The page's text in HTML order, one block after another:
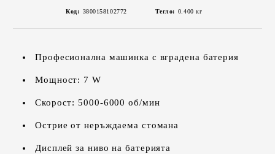
Код: 3800158102772 Тегло: 0.400 кг
Професионална машинка с вградена батерия
Мощност: 7 W
Скорост: 5000-6000 об/мин
Острие от неръждаема стомана
Дисплей за ниво на батерията